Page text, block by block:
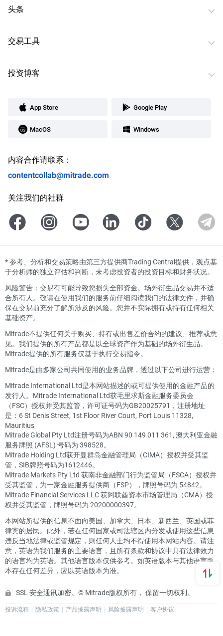
头条
交易工具
投资博客
App Store Google Play
MacOS Windows
内容合作请联系：
contentcollab@mitrade.com
关注我们的社群
*参考、分析和交易策略由第三方提供商Trading Central提供，观点基
于分析师的独立评估和判断，未考虑投资者的投资目标和财务状况。
风险警告：交易有可能导致您损失全部资金。场外衍生品交易并不适
合所有人。敬请在使用我们的服务前仔细阅读我们的法律文件，并确
保在交易前充分了解所涉及的风险。您并不实际拥有或持有任何相关
基础资产。
Mitrade不提供任何关于购买、持有或出售差价合约的建议、推荐或意
见。我们提供的所有产品都是以全球资产作为基础的场外衍生品。
Mitrade提供的所有服务仅基于执行交易指令。
Mitrade是由多家公司共同使用的业务品牌，透过以下公司进行运营：
Mitrade International Ltd是本网站描述的或可提供使用的金融产品的
发行人。Mitrade International Ltd获毛里求斯金融服务委员会
（FSC）授权并受其监管，许可证号码为GB20025791，注册地址
是：6 St Denis Street, 1st Floor River Court, Port Louis 11328,
Mauritius
Mitrade Global Pty Ltd注册号码为ABN 90 149 011 361, 澳大利亚金融
服务牌照 (AFSL) 号码为 398528。
Mitrade Holding Ltd获开曼群岛金融管理局（CIMA）授权并受其监
管，SIB牌照号码为1612446。
Mitrade Markets Pty Ltd 获南非金融部门行为监管局（FSCA）授权并
受其监管，为一家金融服务提供商（FSP），牌照号码为 54842。
Mitrade Financial Services LLC 获阿联酋资本市场管理局（CMA）授
权并受其监管，牌照号码为 20200000397。
本网站所提供的信息不面向美国、加拿大、日本、新西兰、英国或菲
律宾的居民。此外，若在任何国家或司法辖区内分发或使用这些信息
违反当地法律或监管规定，则任何人士均不得使用本网站内容。请注
意，英语为我们服务的主要语言，且所有条款和协议中具有法律效力
的语言均为英语。其他语言版本仅供参考。如英语版本与其他语言版
本存在任何差异，应以英语版本为准。
SSL 安全通讯加密。© Mitrade版权所有， 保留一切权利。
投诉流程 隐私政策 产品披露声明 风险披露声明 客户协议